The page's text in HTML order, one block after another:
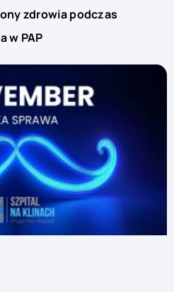
zdrowia podczas
w PAP